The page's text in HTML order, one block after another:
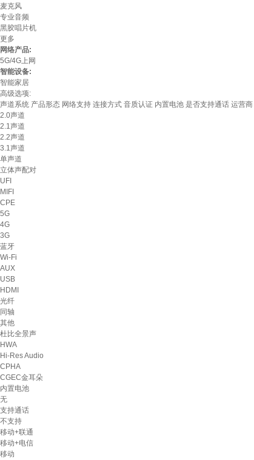
麦克风
专业音频
黑胶唱片机
更多
网络产品:
5G/4G上网
智能设备:
智能家居
高级选项:
声道系统 产品形态 网络支持 连接方式 音质认证 内置电池 是否支持通话 运营商
2.0声道
2.1声道
2.2声道
3.1声道
单声道
立体声配对
UFI
MIFI
CPE
5G
4G
3G
蓝牙
Wi-Fi
AUX
USB
HDMI
光纤
同轴
其他
杜比全景声
HWA
Hi-Res Audio
CPHA
CGEC金耳朵
内置电池
无
支持通话
不支持
移动+联通
移动+电信
移动